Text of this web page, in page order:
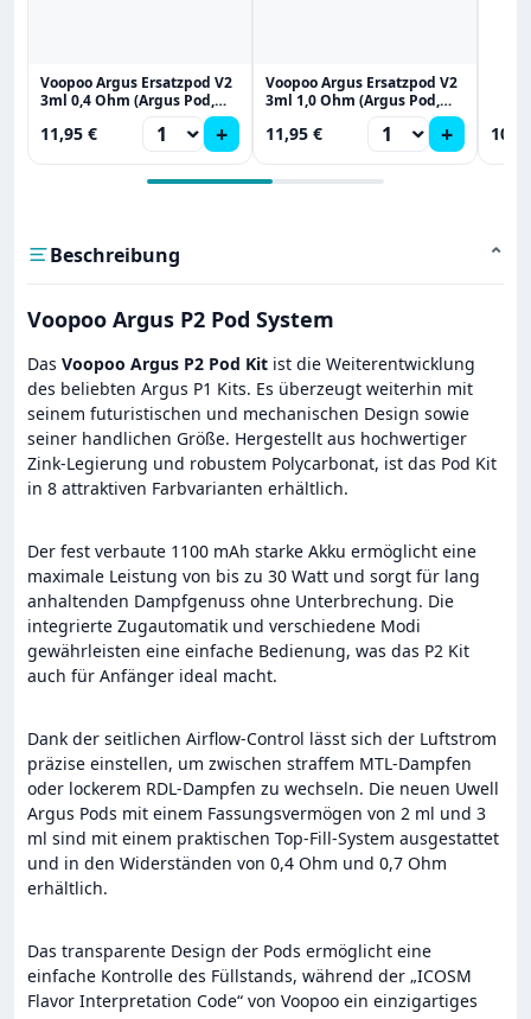
Voopoo Argus Ersatzpod V2
3ml 0,4 Ohm (Argus Pod,
Arugs P1s, P2, G2, A, Z2, G3)
11,95 € +
Voopoo Argus Ersatzpod V2
3ml 1,0 Ohm (Argus Pod,
Arugs P1s, P2, G2, A, Z2, G3)
11,95 € +
Beschreibung ⌄
Voopoo Argus P2 Pod System
Das Voopoo Argus P2 Pod Kit ist die Weiterentwicklung
des beliebten Argus P1 Kits. Es überzeugt weiterhin mit
seinem futuristischen und mechanischen Design sowie
seiner handlichen Größe. Hergestellt aus hochwertiger
Zink-Legierung und robustem Polycarbonat, ist das Pod Kit
in 8 attraktiven Farbvarianten erhältlich.
Der fest verbaute 1100 mAh starke Akku ermöglicht eine
maximale Leistung von bis zu 30 Watt und sorgt für lang
anhaltenden Dampfgenuss ohne Unterbrechung. Die
integrierte Zugautomatik und verschiedene Modi
gewährleisten eine einfache Bedienung, was das P2 Kit
auch für Anfänger ideal macht.
Dank der seitlichen Airflow-Control lässt sich der Luftstrom
präzise einstellen, um zwischen straffem MTL-Dampfen
oder lockerem RDL-Dampfen zu wechseln. Die neuen Uwell
Argus Pods mit einem Fassungsvermögen von 2 ml und 3
ml sind mit einem praktischen Top-Fill-System ausgestattet
und in den Widerständen von 0,4 Ohm und 0,7 Ohm
erhältlich.
Das transparente Design der Pods ermöglicht eine
einfache Kontrolle des Füllstands, während der „ICOSM
Flavor Interpretation Code“ von Voopoo ein einzigartiges